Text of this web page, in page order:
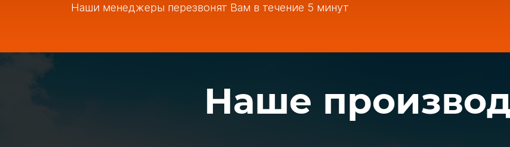
Наши менеджеры перезвонят Вам в течение 5 минут
Наше